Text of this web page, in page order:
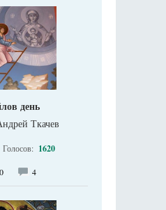
день
Ткачев
Голосов: 1620
4